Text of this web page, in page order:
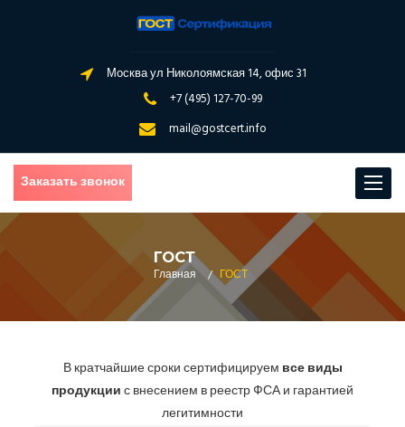
Москва ул Николоямская 14, офис 31
+7 (495) 127-70-99
mail@gostcert.info
Toggle
Заказать звонок
ГОСТ
Главная / ГОСТ
В кратчайшие сроки сертифицируем все виды
продукциис внесением в реестр ФСА и гарантией
легитимности